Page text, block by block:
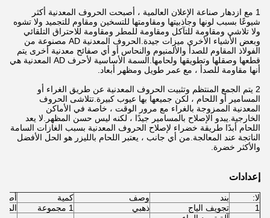
1 مع ازدهار صناعة الإعلان العالمية ، أصبحت الحروف المعدنية أكثر
شيوعًا بسبب لونها وجاذبيتها ومقاومتها للتسخين ومقاوم للتجميد ولا تشوه
ولا تلاشي ومقاومة للتآكل ومقاومة للمطر ومقاومة للاحتراق التلقائي
وبعض الأشياء الأخرى ميزات جيدة.الحروف المعدنية AD مصنوعة من
الفولاذ المقاوم للصدأ والألمنيوم والنحاس أو أي صفائح معدنية أخرى يتم
قطعها وصقلها وتطويقها ولحامها.السمة الأساسية لأحرف AD المعدنية هي
أنها مقاومة للصدأ ، مع عمر طويل ومظهر أبعاد.
2 يتم الجمع المنتظم وتثبيت الحروف المعدنية عن طريق الغراء أو
المسامير أو اللحام ، لكن جميعها بها عيوب كبيرة.تتلاشى الحروف
المعدنية الممزوجة بالغراء مع مرور الوقت ، خاصة في الأماكن
الخارجية.يبدو الإصلاح بالمسامير جيدًا ، لكنه ليس حسن المظهر.لا يعد
اللحام أبدًا طريقة خضراء لإصلاح الحروف المعدنية بسبب الغازات السامة
الناتجة عند المعالجة.من أي جانب ، يعتبر اللحام بالليزر هو الحل الأفضل
والأكثر خضرة.
إعدادات
لا: بند وصف كمية
أصل
1
تجويف الياج ذهبي 1 مجموعة